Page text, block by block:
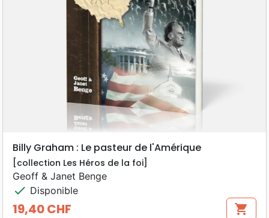
Billy Graham : Le pasteur de l'Amérique
[collection Les Héros de la foi]
Geoff & Janet Benge
check Disponible
Prix
19,40 CHF shopping_cart